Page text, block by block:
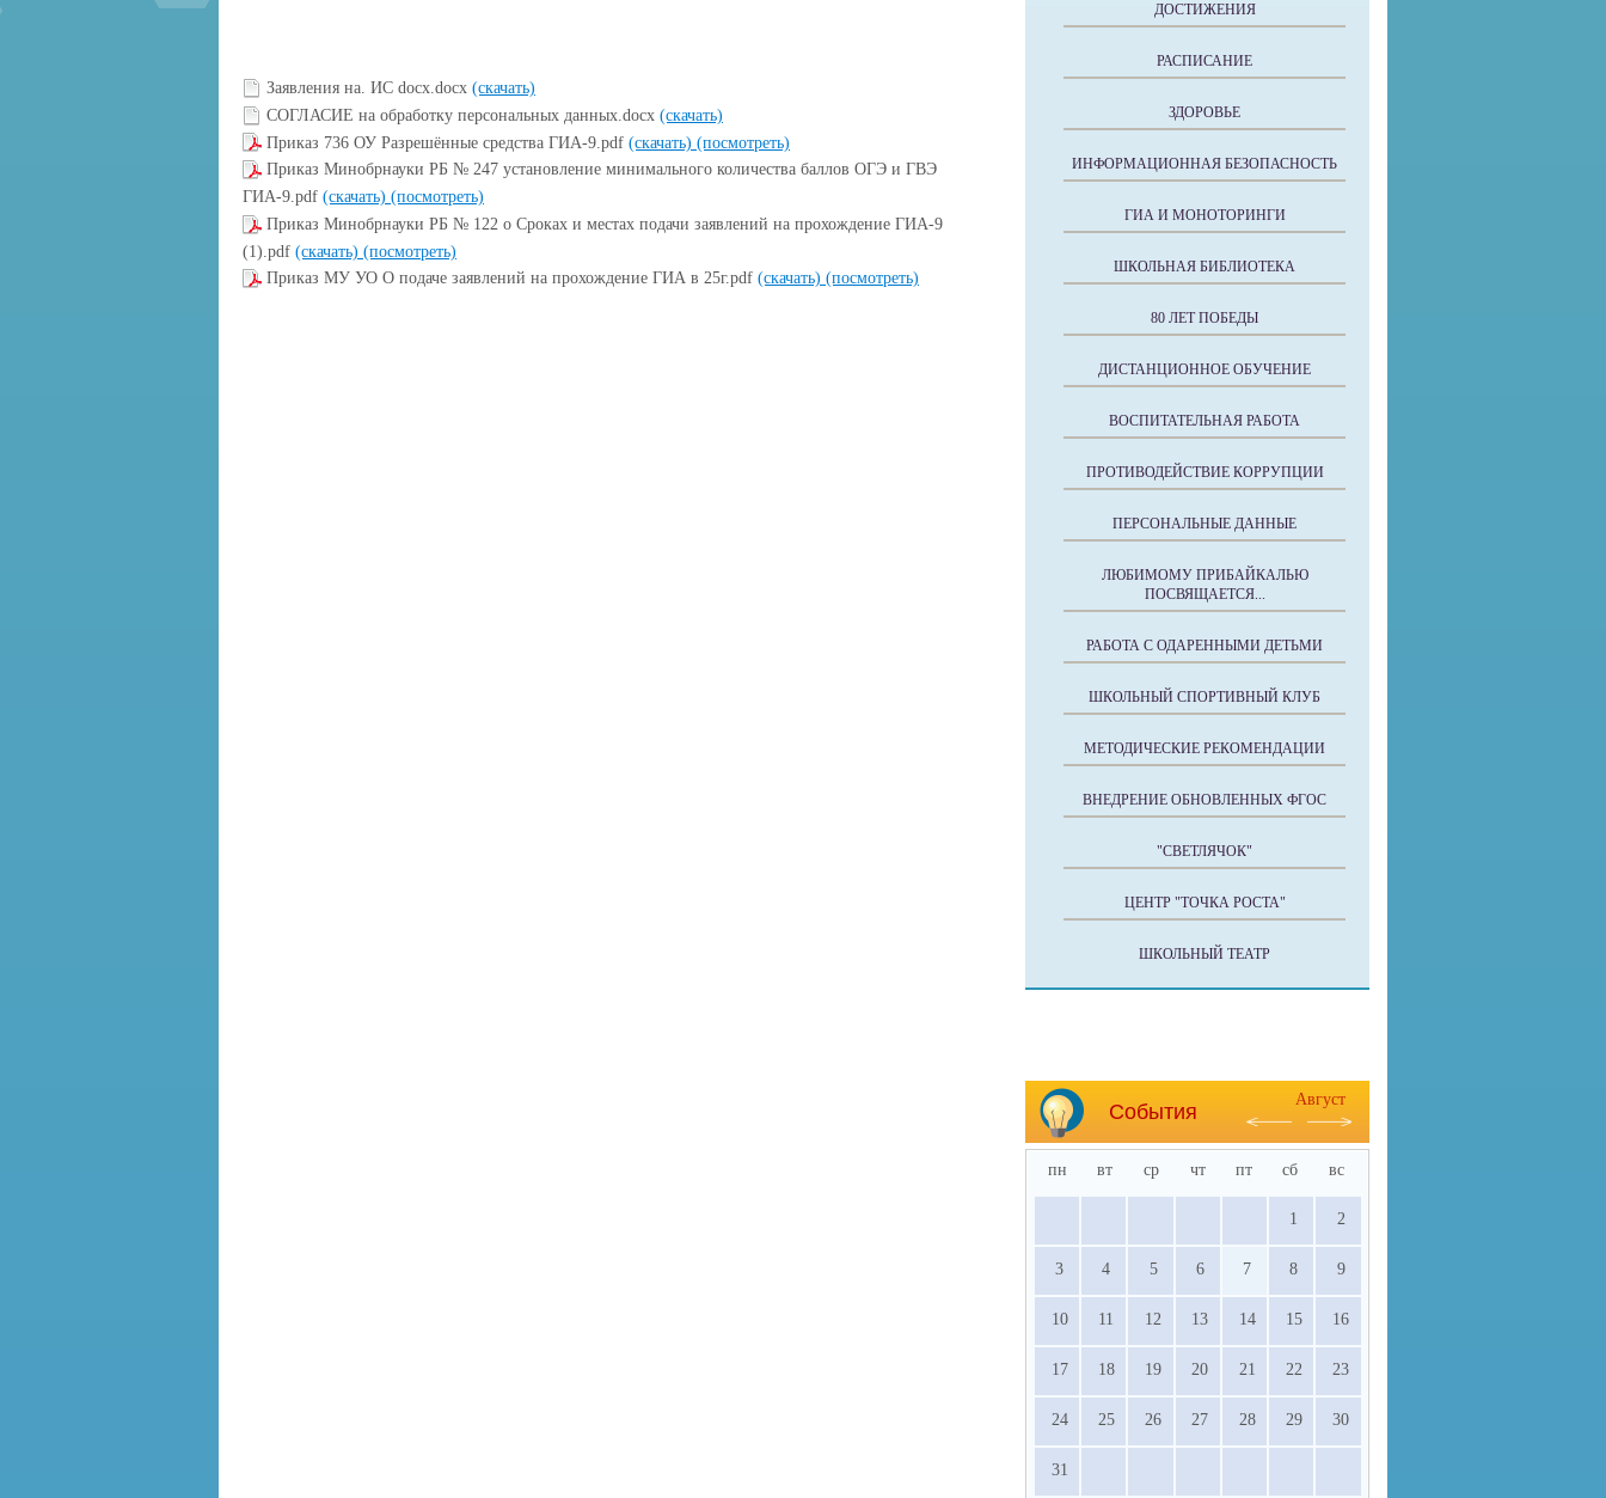
Заявления на. ИС docx.docx (скачать)
СОГЛАСИЕ на обработку персональных данных.docx (скачать)
Приказ 736 ОУ Разрешённые средства ГИА-9.pdf (скачать) (посмотреть)
Приказ Минобрнауки РБ № 247 установление минимального количества баллов ОГЭ и ГВЭ
ГИА-9.pdf (скачать) (посмотреть)
Приказ Минобрнауки РБ № 122 о Сроках и местах подачи заявлений на прохождение ГИА-9
(1).pdf (скачать) (посмотреть)
Приказ МУ УО О подаче заявлений на прохождение ГИА в 25г.pdf (скачать) (посмотреть)
ДОСТИЖЕНИЯ
РАСПИСАНИЕ
ЗДОРОВЬЕ
ИНФОРМАЦИОННАЯ БЕЗОПАСНОСТЬ
ГИА И МОНОТОРИНГИ
ШКОЛЬНАЯ БИБЛИОТЕКА
80 ЛЕТ ПОБЕДЫ
ДИСТАНЦИОННОЕ ОБУЧЕНИЕ
ВОСПИТАТЕЛЬНАЯ РАБОТА
ПРОТИВОДЕЙСТВИЕ КОРРУПЦИИ
ПЕРСОНАЛЬНЫЕ ДАННЫЕ
ЛЮБИМОМУ ПРИБАЙКАЛЬЮ
ПОСВЯЩАЕТСЯ...
РАБОТА С ОДАРЕННЫМИ ДЕТЬМИ
ШКОЛЬНЫЙ СПОРТИВНЫЙ КЛУБ
МЕТОДИЧЕСКИЕ РЕКОМЕНДАЦИИ
ВНЕДРЕНИЕ ОБНОВЛЕННЫХ ФГОС
"СВЕТЛЯЧОК"
ЦЕНТР "ТОЧКА РОСТА"
ШКОЛЬНЫЙ ТЕАТР
События
Август
пн вт ср чт пт сб вс
1 2
3 4 5 6 7 8 9
10 11 12 13 14 15 16
17 18 19 20 21 22 23
24 25 26 27 28 29 30
31